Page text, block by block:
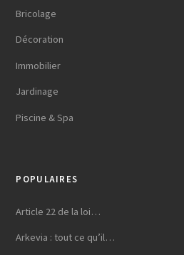
Bricolage
Décoration
Immobilier
Jardinage
Piscine & Spa
POPULAIRES
Article 22 de la loi…
Arkevia : tout ce qu’il…